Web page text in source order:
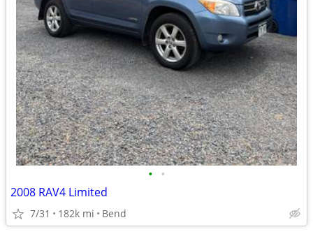
• •
2008 RAV4 Limited
7/31 182k mi Bend